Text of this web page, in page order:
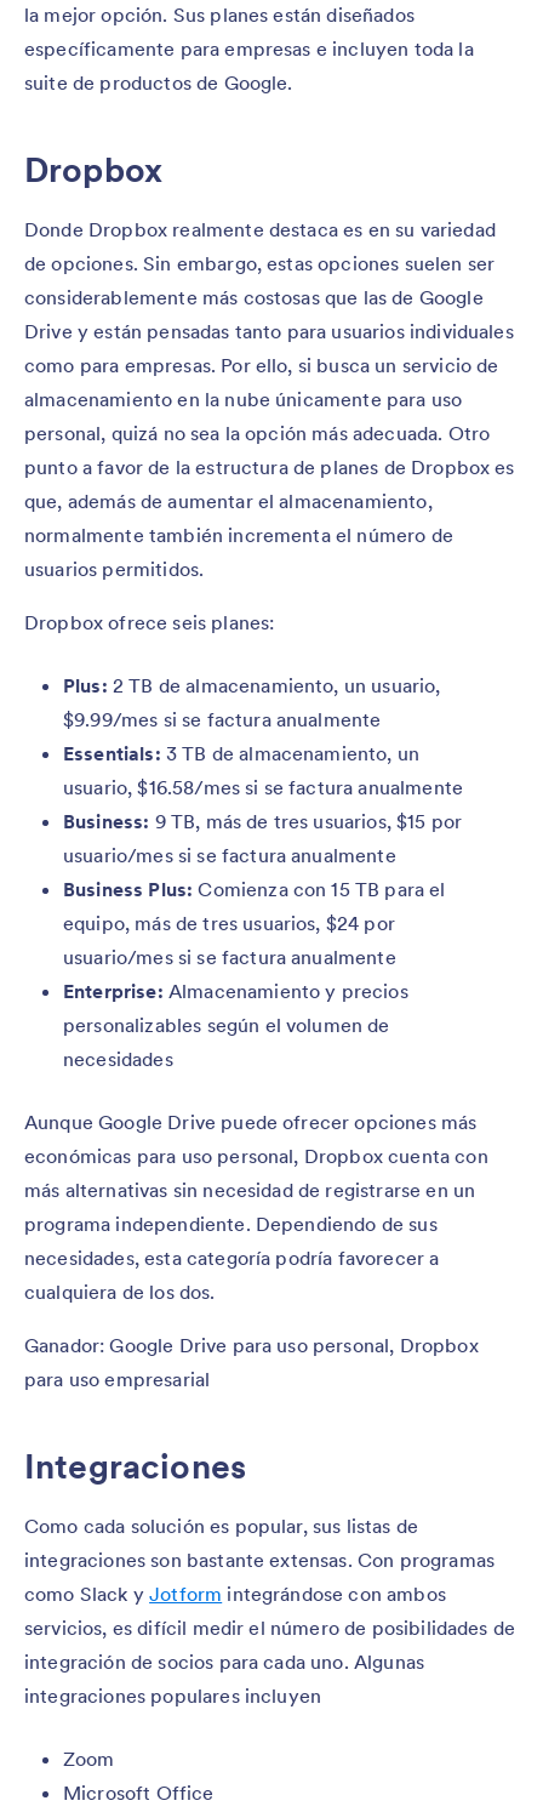
la mejor opción. Sus planes están diseñados
específicamente para empresas e incluyen toda la
suite de productos de Google.
Dropbox
Donde Dropbox realmente destaca es en su variedad
de opciones. Sin embargo, estas opciones suelen ser
considerablemente más costosas que las de Google
Drive y están pensadas tanto para usuarios individuales
como para empresas. Por ello, si busca un servicio de
almacenamiento en la nube únicamente para uso
personal, quizá no sea la opción más adecuada. Otro
punto a favor de la estructura de planes de Dropbox es
que, además de aumentar el almacenamiento,
normalmente también incrementa el número de
usuarios permitidos.
Dropbox ofrece seis planes:
Plus: 2 TB de almacenamiento, un usuario,
$9.99/mes si se factura anualmente
Essentials: 3 TB de almacenamiento, un
usuario, $16.58/mes si se factura anualmente
Business: 9 TB, más de tres usuarios, $15 por
usuario/mes si se factura anualmente
Business Plus: Comienza con 15 TB para el
equipo, más de tres usuarios, $24 por
usuario/mes si se factura anualmente
Enterprise: Almacenamiento y precios
personalizables según el volumen de
necesidades
Aunque Google Drive puede ofrecer opciones más
económicas para uso personal, Dropbox cuenta con
más alternativas sin necesidad de registrarse en un
programa independiente. Dependiendo de sus
necesidades, esta categoría podría favorecer a
cualquiera de los dos.
Ganador: Google Drive para uso personal, Dropbox
para uso empresarial
Integraciones
Como cada solución es popular, sus listas de
integraciones son bastante extensas. Con programas
como Slack yJotform integrándose con ambos
servicios, es difícil medir el número de posibilidades de
integración de socios para cada uno. Algunas
integraciones populares incluyen
Zoom
Microsoft Office